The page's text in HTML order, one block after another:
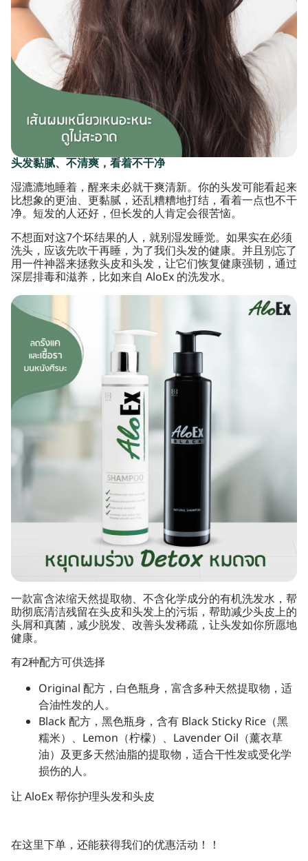
头发黏腻、不清爽，看着不干净
湿漉漉地睡着，醒来未必就干爽清新。你的头发可能看起来
比想象的更油、更黏腻，还乱糟糟地打结，看着一点也不干
净。短发的人还好，但长发的人肯定会很苦恼。
不想面对这7个坏结果的人，就别湿发睡觉。如果实在必须
洗头，应该先吹干再睡，为了我们头发的健康。并且别忘了
用一件神器来拯救头皮和头发，让它们恢复健康强韧，通过
深层排毒和滋养，比如来自 AloEx 的洗发水。
一款富含浓缩天然提取物、不含化学成分的有机洗发水，帮
助彻底清洁残留在头皮和头发上的污垢，帮助减少头皮上的
头屑和真菌，减少脱发、改善头发稀疏，让头发如你所愿地
健康。
有2种配方可供选择
Original 配方，白色瓶身，富含多种天然提取物，适
合油性发的人。
Black 配方，黑色瓶身，含有 Black Sticky Rice（黑
糯米）、Lemon（柠檬）、Lavender Oil（薰衣草
油）及更多天然油脂的提取物，适合干性发或受化学
损伤的人。
让 AloEx 帮你护理头发和头皮
在这里下单，还能获得我们的优惠活动！！